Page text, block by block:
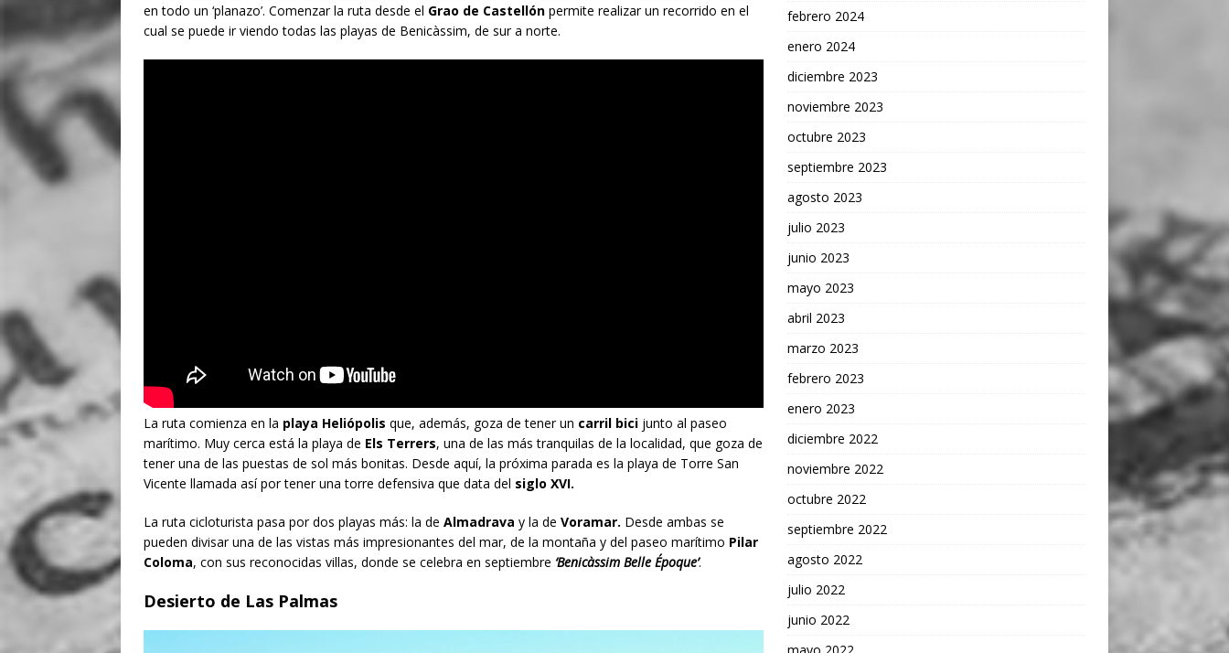
en todo un ‘planazo’. Comenzar la ruta desde el Grao de Castellón permite realizar un recorrido en el
cual se puede ir viendo todas las playas de Benicàssim, de sur a norte.
La ruta comienza en la playa Heliópolis que, además, goza de tener un carril bici junto al paseo
marítimo. Muy cerca está la playa de Els Terrers, una de las más tranquilas de la localidad, que goza de
tener una de las puestas de sol más bonitas. Desde aquí, la próxima parada es la playa de Torre San
Vicente llamada así por tener una torre defensiva que data del siglo XVI.
La ruta cicloturista pasa por dos playas más: la de Almadrava y la de Voramar. Desde ambas se
pueden divisar una de las vistas más impresionantes del mar, de la montaña y del paseo marítimo Pilar
Coloma, con sus reconocidas villas, donde se celebra en septiembre ‘Benicàssim Belle Époque’.
Desierto de Las Palmas
febrero 2024
enero 2024
diciembre 2023
noviembre 2023
octubre 2023
septiembre 2023
agosto 2023
julio 2023
junio 2023
mayo 2023
abril 2023
marzo 2023
febrero 2023
enero 2023
diciembre 2022
noviembre 2022
octubre 2022
septiembre 2022
agosto 2022
julio 2022
junio 2022